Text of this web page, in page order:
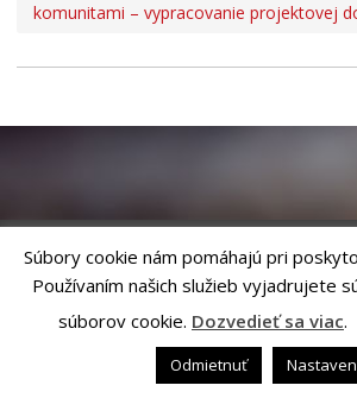
Výberové konania
Úradné hodiny pre styk s verejnosťou
komunitami – vypracovanie projektovej
RiešenieANTIK SMART CITY
| Technický
Technology, s.r.o.
Správca webového sídla: Mesto Levoča, Námestie
webmaster@levoca.sk|Vyhlásenie o
Súbory cookie nám pomáhajú pri
Používaním našich služieb vyjadrujete
súborov cookie. Dozvedieť sa viac.
Odmietnuť